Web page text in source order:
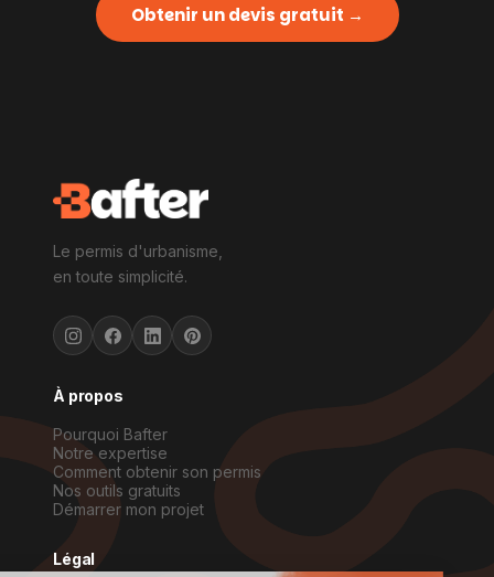
Obtenir un devis gratuit →
Le permis d'urbanisme,
en toute simplicité.
À propos
Pourquoi Bafter
Notre expertise
Comment obtenir son permis
Nos outils gratuits
Démarrer mon projet
Légal